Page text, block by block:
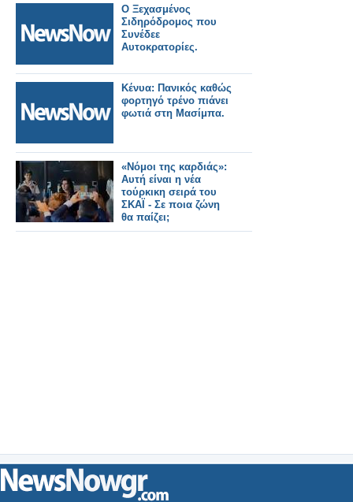
Ο Ξεχασμένος
Σιδηρόδρομος που
Συνέδεε
Αυτοκρατορίες.
Κένυα: Πανικός καθώς
φορτηγό τρένο πιάνει
φωτιά στη Μασίμπα.
«Νόμοι της καρδιάς»:
Αυτή είναι η νέα
τούρκικη σειρά του
ΣΚΑΪ - Σε ποια ζώνη
θα παίζει;